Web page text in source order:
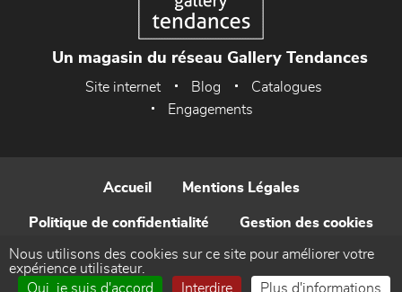
Un magasin du réseau Gallery Tendances
Site internet Blog
Catalogues
Engagements
Accueil Mentions Légales
Politique de confidentialité Gestion des cookies
Contact
Nous utilisons des cookies sur ce site pour améliorer votre
expérience utilisateur.
Oui, je suis d'accord
Interdire Plus d'informations